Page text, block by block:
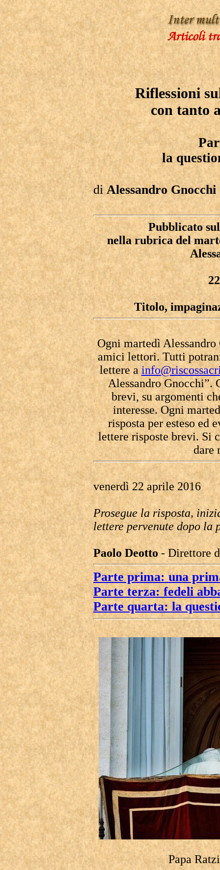
Riflessioni
con tanto
la
diAlessandro Gnocchi
Pubblicato
nella rubrica del
22
Titolo,
Ogni martedì
amici lettori. Tutti
lettere a
Alessandro Gnocchi”.
brevi, su argomenti
interesse. Ogni
risposta per esteso ed
lettere risposte brevi. Si
dare
venerdì 22 aprile 2016
Prosegue la risposta,
lettere pervenute dopo la
Paolo Deotto- Direttore
Parte prima: una
Parte terza: fedeli
Parte quarta: la
Papa